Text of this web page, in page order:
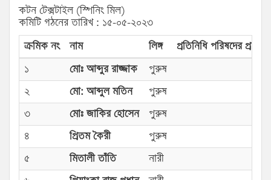
কটন টেক্সটাইল (স্পিনিং মিল)
কমিটি গঠনের তারিখ : ১৫-০৫-২০২৩
ক্রমিক নং
নাম লিঙ্গ
প্রতিনিধি পরিষদের প্রকার
১
মোঃ ‍আব্দুর রাজ্জাক
পুরুষ
২
মো: আব্দুল মতিন
পুরুষ
৩
মোঃ জাকির হোসেন
পুরুষ
৪
প্রিতম কৈরী
পুরুষ
৫
মিতালী তাঁতি
নারী